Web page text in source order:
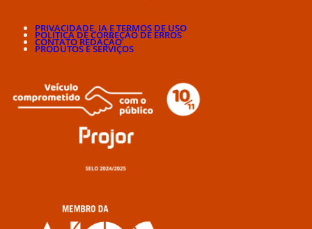
PRIVACIDADE, IA E TERMOS DE USO
POLÍTICA DE CORREÇÃO DE ERROS
CONTATO REDAÇÃO
PRODUTOS E SERVIÇOS